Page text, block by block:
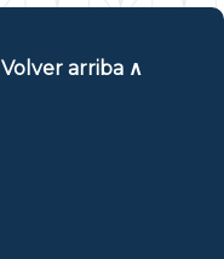
Volver arriba ∧